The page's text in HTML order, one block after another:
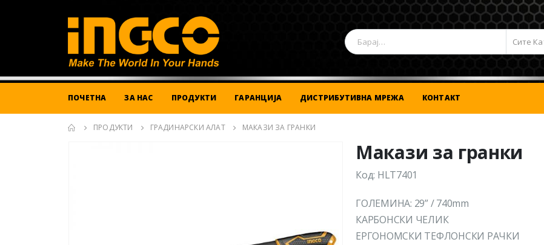
Сите
ПОЧЕТНА ЗА НАС ПРОДУКТИ ГАРАНЦИЈА ДИСТРИБУТИВНА МРЕЖА КОНТАКТ
ПРОДУКТИ ГРАДИНАРСКИ АЛАТ МАКАЗИ ЗА ГРАНКИ
Макази за гранки
Код: HLT7401
ГОЛЕМИНА: 29” / 740mm
КАРБОНСКИ ЧЕЛИК
ЕРГОНОМСКИ ТЕФЛОНСКИ РАЧКИ